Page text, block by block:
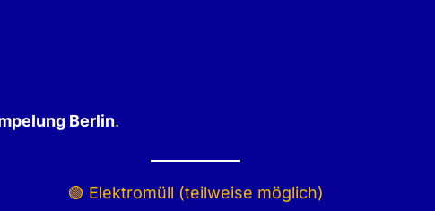
Berlin.
🟢 Elektromüll (teilweise möglich)